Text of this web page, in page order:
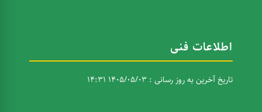
اطلاعات فنی
تاریخ آخرین به روز رسانی : 1405/05/03 14:31